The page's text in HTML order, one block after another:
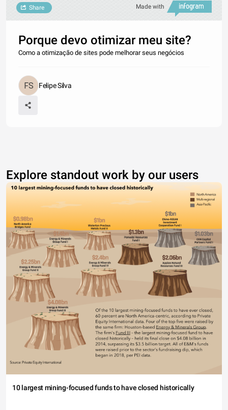
Made with
Share
Porque devo otimizar meu site?
Como a otimização de sites pode melhorar seus negócios
Felipe Silva
Explore standout work by our users
10 largest mining-focused funds to have closed historically